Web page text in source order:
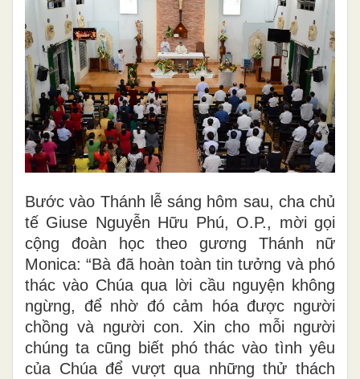
Bước vào Thánh lễ sáng hôm sau, cha chủ
tế Giuse Nguyễn Hữu Phú, O.P., mời gọi
cộng đoàn học theo gương Thánh nữ
Monica: “Bà đã hoàn toàn tin tưởng và phó
thác vào Chúa qua lời cầu nguyện không
ngừng, để nhờ đó cảm hóa được người
chồng và người con. Xin cho mỗi người
chúng ta cũng biết phó thác vào tình yêu
của Chúa để vượt qua những thử thách